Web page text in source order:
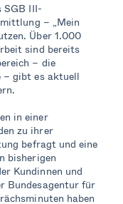
SGB III-
– „Mein
Über 1.000
sind bereits
– die
– gibt es aktuell
in einer
zu ihrer
befragt und eine
bisherigen
Kundinnen und
Bundesagentur für
haben